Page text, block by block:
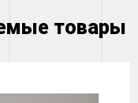
товары